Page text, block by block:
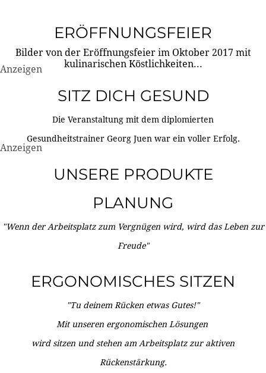
ERÖFFNUNGSFEIER
Bilder von der Eröffnungsfeier im Oktober 2017 mit
kulinarischen Köstlichkeiten...
Anzeigen
SITZ DICH GESUND
Die Veranstaltung mit dem diplomierten
Gesundheitstrainer Georg Juen war ein voller Erfolg.
Anzeigen
UNSERE PRODUKTE
PLANUNG
"Wenn der Arbeitsplatz zum Vergnügen wird, wird das Leben zur
Freude"
ERGONOMISCHES SITZEN
"Tu deinem Rücken etwas Gutes!"
Mit unseren ergonomischen Lösungen
wird sitzen und stehen am Arbeitsplatz zur aktiven
Rückenstärkung.